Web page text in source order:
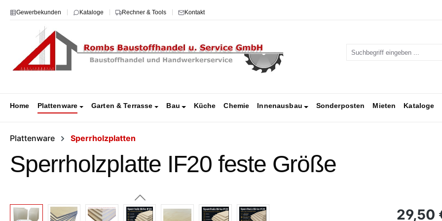
Hauptinhalt springen
Zur Suche springen
Zur Hauptnavigation springen
Gewerbekunden Kataloge Rechner & Tools Kontakt
Home Plattenware Garten & Terrasse Bau Küche Chemie Innenausbau Sonderposten Mieten Kataloge
Plattenware Sperrholzplatten
Sperrholzplatte IF20 feste Größe
Regulärer
29,50